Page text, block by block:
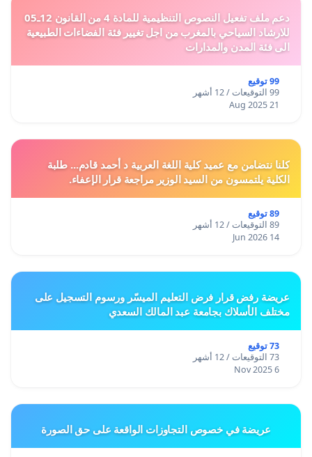
دعم ملف تفعيل النصوص التنظيمية للمادة 4 من القانون 12ـ05
للارشاد السياحي بالمغرب من اجل تغيير فئة الفضاءات الطبيعية
الى فئة المدن والمدارات
99 توقيع
99 التوقيعات / 12 أشهر
21 Aug 2025
كلنا نتضامن مع عميد كلية اللغة العربية د أحمد قادم... طلبة
الكلية يلتمسون من السيد الوزير مراجعة قرار الإعفاء.
89 توقيع
89 التوقيعات / 12 أشهر
14 Jun 2026
عريضة رفض قرار فرض التعليم الميسّر ورسوم التسجيل على
مختلف الأسلاك بجامعة عبد المالك السعدي
73 توقيع
73 التوقيعات / 12 أشهر
6 Nov 2025
عريضة في خصوص التجاوزات الواقعة على حق الصورة